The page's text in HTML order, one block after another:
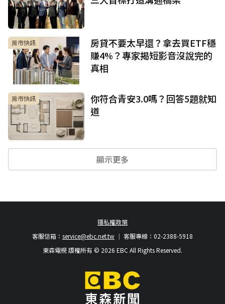
房市快訊
房貸不要太早還？拿去買ETF穩
賺4%？專家揭短影音沒說完的
真相
房市快訊
你符合青安3.0嗎？回答5題就知
道
顯示更多
隱私權政策
客服專線：02-2388-5918
客服信箱： service@ebc.net.tw
東森電視 版權所有 © 2026 EBC All Rights Reserved.